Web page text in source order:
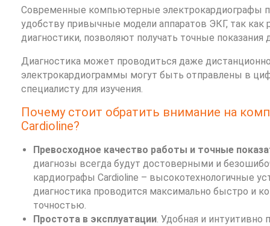
Современные компьютерные электрокардиографы
удобству привычные модели аппаратов ЭКГ, так
диагностики, позволяют получать точные показания
Диагностика может проводиться даже
электрокардиограммы могут быть отправлены в
специалисту для изучения.
Почему стоит обратить внимание на
Cardioline?
Превосходное качество работы и точные
диагнозы всегда будут достоверными и
кардиографы Cardioline – высокотехнологичные
диагностика проводится максимально быстро и
точностью.
Простота в эксплуатации. Удобная и интуитивно